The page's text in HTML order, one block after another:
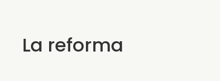
La reforma